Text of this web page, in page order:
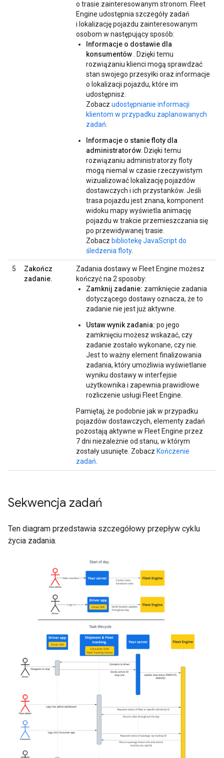
o trasie zainteresowanym stronom. Fleet
Engine udostępnia szczegóły zadań
i lokalizację pojazdu zainteresowanym
osobom w następujący sposób:
Informacje o dostawie dla
konsumentów . Dzięki temu
rozwiązaniu klienci mogą sprawdzać
stan swojego przesyłki oraz informacje
o lokalizacji pojazdu, które im
udostępnisz.
Zobacz udostępnianie informacji
klientom w przypadku zaplanowanych
zadań
Informacje o stanie floty dla
administratorów . Dzięki temu
rozwiązaniu administratorzy floty
mogą niemal w czasie rzeczywistym
wizualizować lokalizację pojazdów
dostawczych i ich przystanków. Jeśli
trasa pojazdu jest znana, komponent
widoku mapy wyświetla animację
pojazdu w trakcie przemieszczania się
po przewidywanej trasie.
Zobacz bibliotekę JavaScript do
śledzenia floty.
5
Zakończ
zadanie.
Zadania dostawy w Fleet Engine możesz
kończyć na 2 sposoby:
Zamknij zadanie: zamknięcie zadania
dotyczącego dostawy oznacza, że to
zadanie nie jest już aktywne.
Ustaw wynik zadania: po jego
zamknięciu możesz wskazać, czy
zadanie zostało wykonane, czy nie.
Jest to ważny element finalizowania
zadania, który umożliwia wyświetlanie
wyniku dostawy w interfejsie
użytkownika i zapewnia prawidłowe
rozliczenie usługi Fleet Engine.
Pamiętaj, że podobnie jak w przypadku
pojazdów dostawczych, elementy zadań
pozostają aktywne w Fleet Engine przez
7 dni niezależnie od stanu, w którym
zostały usunięte. Zobacz Kończenie
zadań
Sekwencja zadań
Ten diagram przedstawia szczegółowy przepływ cyklu
życia zadania.